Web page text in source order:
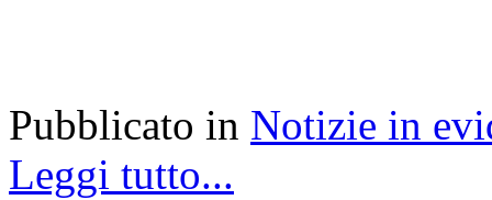
Pubblicato in Notizie in
Leggi tutto...